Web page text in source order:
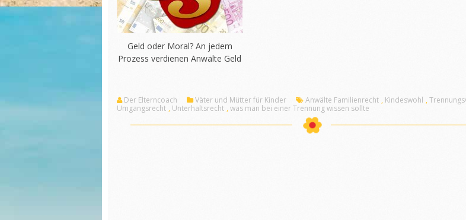
Geld oder Moral? An jedem
Prozess verdienen Anwälte Geld
Der Elterncoach Väter und Mütter für Kinder Anwälte Familienrecht , Kindeswohl ,
Umgangsrecht , Unterhaltsrecht , was man bei einer Trennung wissen sollte